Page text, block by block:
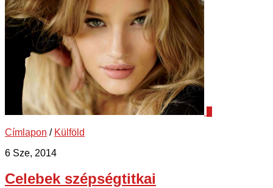
Címlapon / Külföld
6 Sze, 2014
Celebek szépségtitkai